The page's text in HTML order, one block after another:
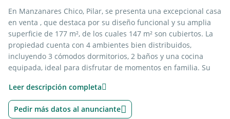
En Manzanares Chico, Pilar, se presenta una excepcional casa
en venta , que destaca por su diseño funcional y su amplia
superficie de 177 m², de los cuales 147 m² son cubiertos. La
propiedad cuenta con 4 ambientes bien distribuidos,
incluyendo 3 cómodos dormitorios, 2 baños y una cocina
equipada, ideal para disfrutar de momentos en familia. Su
mañana, creando un ambiente cálido y acogedor.
Este inmueble se encuentra en un barrio privado que ofrece
Leer descripción completa
Pedir más datos al anunciante